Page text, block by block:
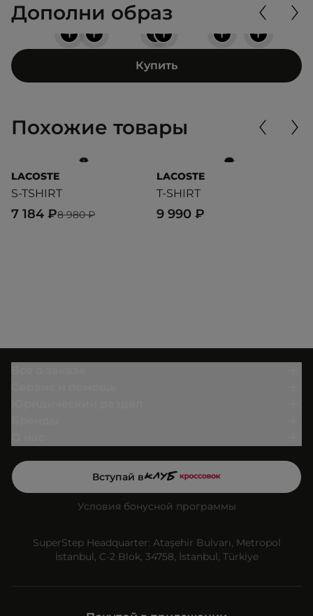
Дополни образ
+
+
+ + +
+
Купить
Похожие товары
LACOSTE
S-TSHIRT
8 980 ₽
7 184 ₽
LACOSTE
T-SHIRT
9 990 ₽
Вступай в
Условия бонусной программы
SuperStep Headquarter: Ataşehir Bulvarı, Metropol
İstanbul, C-2 Blok, 34758, İstanbul, Türkiye